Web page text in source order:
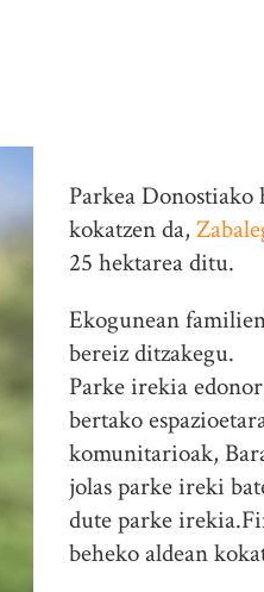
Parkea Donostiako
kokatzen da,
25 hektarea ditu.
Ekogunean
bereiz ditzakegu.
Parke irekia
bertako
komunitarioak,
jolas parke ireki
dute parke
beheko aldean